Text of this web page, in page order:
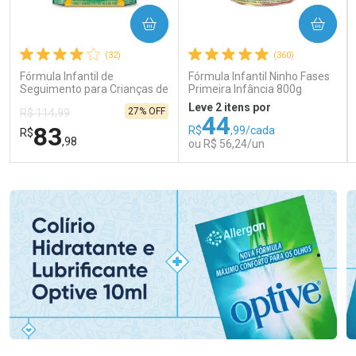
(32)
Fórmula Infantil de
Seguimento para Crianças de
Primeira Infância Nestonutri
2 Unidades de 800g cada
R$ 114,99
R$83,98
27% OFF
COMPRAR
(360)
Fórmula Infantil Ninho Fases
Primeira Infância 800g
Leve 2 itens por
R$44,99/cada
ou R$ 56,24/un
COMPRAR
Laboratório
Por Menos